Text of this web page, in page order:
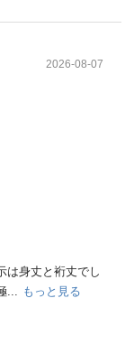
2026-08-07
は身丈と裄丈でし
...
もっと見る